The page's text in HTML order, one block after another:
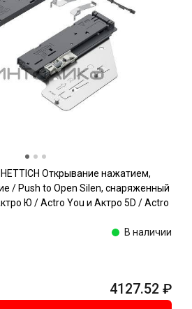
Открывание нажатием,
/ Push to Open Silen, снаряженный
Ю / Actro You и Актро 5D / Actro
В наличии
4127.52 ₽